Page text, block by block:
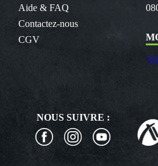
Aide & FAQ
Contactez-nous
CGV
NOUS SUIVRE :